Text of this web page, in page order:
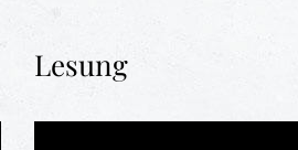
Lesung